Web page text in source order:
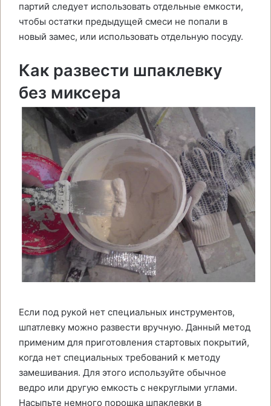
партий следует использовать отдельные емкости,
чтобы остатки предыдущей смеси не попали в
новый замес, или использовать отдельную посуду.
Как развести шпаклевку
без миксера
Если под рукой нет специальных инструментов,
шпатлевку можно развести вручную. Данный метод
применим для приготовления стартовых покрытий,
когда нет специальных требований к методу
замешивания. Для этого используйте обычное
ведро или другую емкость с некруглыми углами.
Насыпьте немного порошка шпаклевки в